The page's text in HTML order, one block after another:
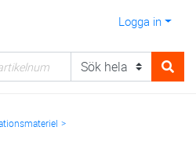
Logga in